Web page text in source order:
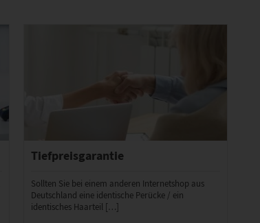
Tiefpreisgarantie
Sollten Sie bei einem anderen Internetshop aus
Deutschland eine identische Perücke / ein
identisches Haarteil […]